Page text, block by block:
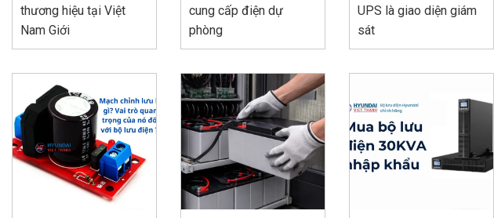
thương hiệu tại Việt
Nam Giới
cung cấp điện dự
phòng
UPS là giao diện giám
sát